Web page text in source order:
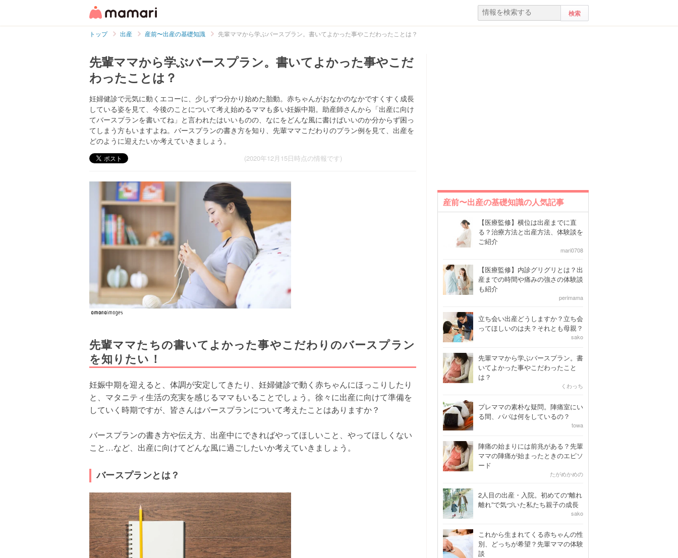
トップ 出産 産前〜出産の基礎知識 先輩ママから学ぶバースプラン。書いてよかった事やこだわったことは？
先輩ママから学ぶバースプラン。書いてよかった事やこだ
わったことは？
妊婦健診で元気に動くエコーに、少しずつ分かり始めた胎動。赤ちゃんがおなかのなかですくすく成長
している姿を見て、今後のことについて考え始めるママも多い妊娠中期。助産師さんから「出産に向け
てバースプランを書いてね」と言われたはいいものの、なにをどんな風に書けばいいのか分からず困っ
てしまう方もいますよね。バースプランの書き方を知り、先輩ママこだわりのプラン例を見て、出産を
どのように迎えたいか考えていきましょう。
(2020年12月15日時点の情報です)
先輩ママたちの書いてよかった事やこだわりのバースプラン
を知りたい！
妊娠中期を迎えると、体調が安定してきたり、妊婦健診で動く赤ちゃんにほっこりしたり
と、マタニティ生活の充実を感じるママもいることでしょう。徐々に出産に向けて準備を
していく時期ですが、皆さんはバースプランについて考えたことはありますか？
バースプランの書き方や伝え方、出産中にできればやってほしいこと、やってほしくない
こと…など、出産に向けてどんな風に過ごしたいか考えていきましょう。
バースプランとは？
産前〜出産の基礎知識の人気記事
【医療監修】横位は出産までに直
る？治療方法と出産方法、体験談を
ご紹介
mari0708
【医療監修】内診グリグリとは？出
産までの時間や痛みの強さの体験談
も紹介
perimama
立ち会い出産どうしますか？立ち会
ってほしいのは夫？それとも母親？
sako
先輩ママから学ぶバースプラン。書
いてよかった事やこだわったこと
は？
くわっち
プレママの素朴な疑問。陣痛室にい
る間、パパは何をしているの？
towa
陣痛の始まりには前兆がある？先輩
ママの陣痛が始まったときのエピソ
ード
たがめかめの
2人目の出産・入院。初めての“離れ
離れ”で気づいた私たち親子の成長
sako
これから生まれてくる赤ちゃんの性
別、どっちが希望？先輩ママの体験
談